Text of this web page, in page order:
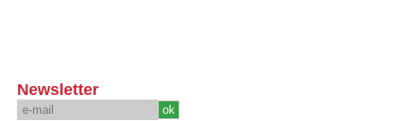
Newsletter